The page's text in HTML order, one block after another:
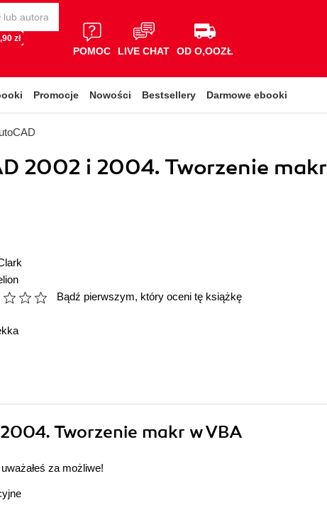
zł
POMOC LIVE CHAT OD O,OOZŁ
Promocje Nowości Bestsellery Darmowe ebooki
2002 i 2004. Tworzenie makr
Bądź pierwszym, który oceni tę książkę
Tworzenie makr w VBA
za możliwe!